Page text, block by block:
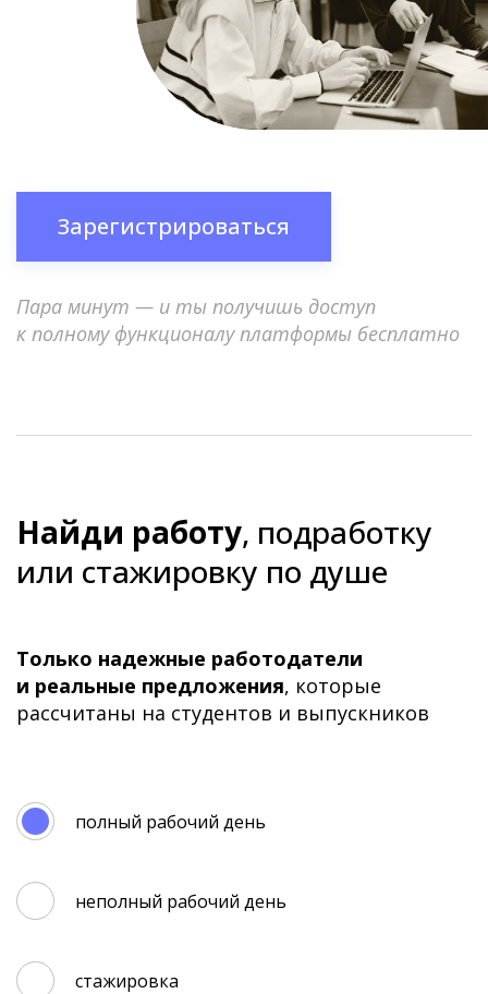
Зарегистрироваться
Пара минут — и ты получишь доступ
к полному функционалу платформы бесплатно
Найди работу, подработку
или стажировку по душе
Только надежные работодатели
и реальные предложения, которые
рассчитаны на студентов и выпускников
полный рабочий день
неполный рабочий день
стажировка